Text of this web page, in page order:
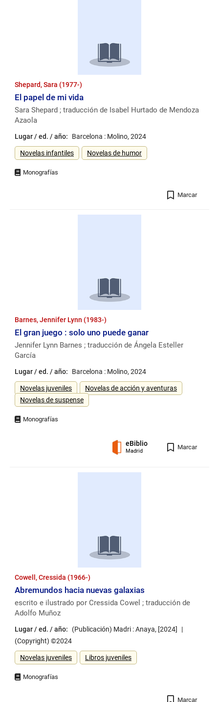
Shepard, Sara (1977-)
El papel de mi vida
Sara Shepard ; traducción de Isabel Hurtado de Mendoza
Azaola
Lugar / ed. / año:
Barcelona : Molino, 2024
Género
Novelas infantiles Novelas de humor
Marcar
Barnes, Jennifer Lynn (1983-)
El gran juego : solo uno puede ganar
Jennifer Lynn Barnes ; traducción de Ángela Esteller
García
Lugar / ed. / año:
Barcelona : Molino, 2024
Género
Novelas juveniles
Novelas de acción y aventuras
Novelas de suspense
eBiblio
Madrid
Marcar
Cowell, Cressida (1966-)
Abremundos hacia nuevas galaxias
escrito e ilustrado por Cressida Cowel ; traducción de
Adolfo Muñoz
Lugar / ed. / año:
(Publicación) Madri : Anaya, [2024]
(Copyright) ©2024
Género
Novelas juveniles Libros juveniles
Marcar